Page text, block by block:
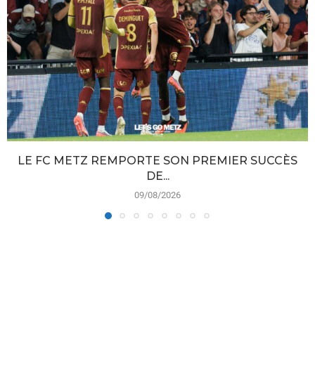
LE FC METZ REMPORTE SON PREMIER SUCCÈS
DE...
09/08/2026